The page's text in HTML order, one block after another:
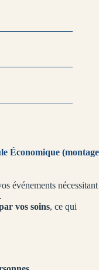
Économique (montage
événements nécessitant
vos soins, ce qui